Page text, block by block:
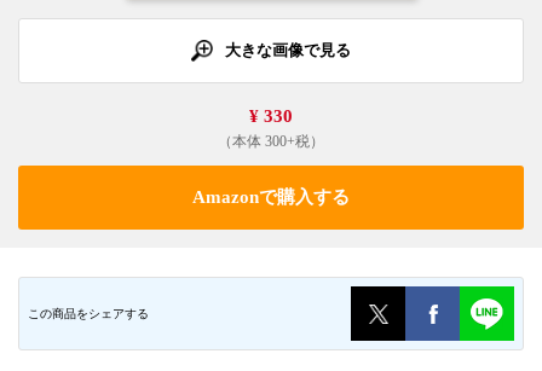
大きな画像で見る
¥ 330
（本体 300+税）
Amazonで購入する
この商品をシェアする